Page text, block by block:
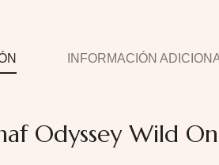
INFORMACIÓN
Odyssey Wild